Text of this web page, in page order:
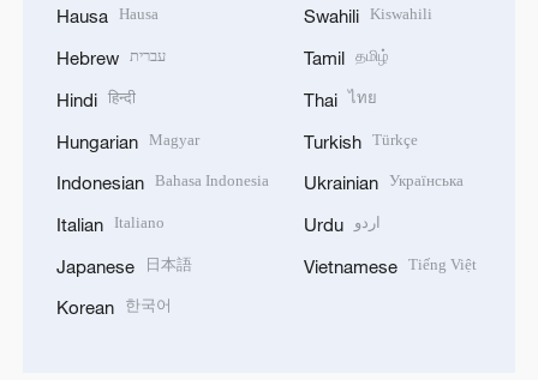
Hausa Hausa
Hebrew עברית
Hindi हिन्दी
Hungarian Magyar
Indonesian Bahasa Indonesia
Italian Italiano
Japanese 日本語
Korean 한국어
Swahili Kiswahili
Tamil தமிழ்
Thai ไทย
Turkish Türkçe
Ukrainian Українська
Urdu اردو
Vietnamese Tiếng Việt